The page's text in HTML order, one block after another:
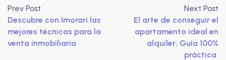
Prev Post
Descubre con Imorari las
mejores técnicas para la
venta inmobiliaria
Next Post
El arte de conseguir el
apartamento ideal en
alquiler: Guía 100%
práctica